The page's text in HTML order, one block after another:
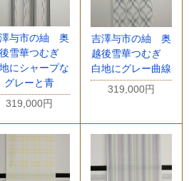
与市の紬 奥
雪華つむぎ
にシャープな
グレーと青
319,000円
吉澤与市の紬 奥
越後雪華つむぎ
白地にグレー曲線
319,000円